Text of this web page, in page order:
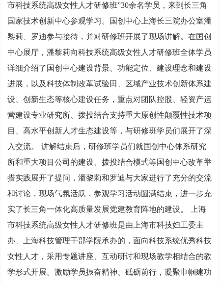
市科技系统高级女性人才研修班”30余名学员，来到长三角
国家技术创新中心参观学习。国创中心上海长三院办公室潘
黎莉、罗迪参与接待，并对研修班开展了现场讲解。在国创
中心展厅，潘黎莉向科技系统高级女性人才研修班全体学员
详细介绍了国创中心建设背景、功能定位、建设理念和建设
进展，以及科技体制改革试验田、区域产业技术创新体系建
设、创新生态等核心建设任务，重点对团队控股、轻资产运
营建设专业研究所、拨投结合支持重大原创性颠覆性技术项
目、高水平创新人才生态建设等，与研修班学员们展开了深
入交流。 讲解结束后，研修班学员们就国创中心体系研究
所和重大项目公司的建设、拨投结合模式等国创中心改革举
措实践展开了提问，潘黎莉和罗迪与大家进行了充分的交流
和讨论，现场气氛活跃，参观学习活动圆满结束，进一步充
实了长三角一体化高质量发展党建教育阵地的建设。 上海
市科技系统高级女性人才研修班是由上海市科技妇工委主
办、上海科技管理干部学院承办的，面向科技系统优秀科技
女性人才，采用专题讲座、互动研讨和现场教学相结合的教
学形式开展。激励学员振奋精神、砥砺前行，凝聚巾帼建功